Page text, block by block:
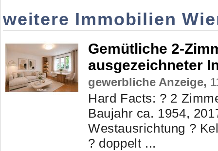
weitere Immobilien
Gemütliche 2-
ausgezeichneter
gewerbliche Anzeige,
Hard Facts: ? 2
Baujahr ca. 1954,
Westausrichtung ?
? doppelt ...